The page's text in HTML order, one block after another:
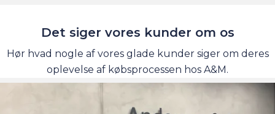
Det siger vores kunder om os
Hør hvad nogle af vores glade kunder siger om deres
oplevelse af købsprocessen hos A&M.